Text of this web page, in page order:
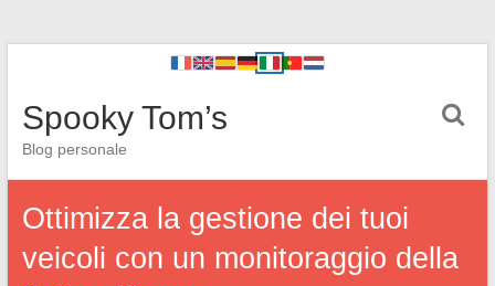
Spooky Tom’s
Blog personale
Ottimizza la gestione dei tuoi
veicoli con un monitoraggio della